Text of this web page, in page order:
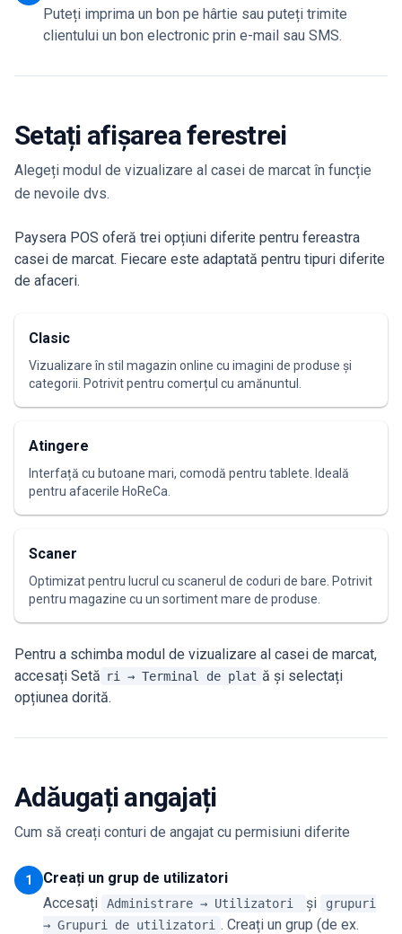
Puteți imprima un bon pe hârtie sau puteți trimite
clientului un bon electronic prin e-mail sau SMS.
Setați afișarea ferestrei
Alegeți modul de vizualizare al casei de marcat în funcție
de nevoile dvs.
Paysera POS oferă trei opțiuni diferite pentru fereastra
casei de marcat. Fiecare este adaptată pentru tipuri diferite
de afaceri.
Clasic
Vizualizare în stil magazin online cu imagini de produse și
categorii. Potrivit pentru comerțul cu amănuntul.
Atingere
Interfață cu butoane mari, comodă pentru tablete. Ideală
pentru afacerile HoReCa.
Scaner
Optimizat pentru lucrul cu scanerul de coduri de bare. Potrivit
pentru magazine cu un sortiment mare de produse.
Pentru a schimba modul de vizualizare al casei de marcat,
accesați Setă ri → Terminal de plat ă și selectați
opțiunea dorită.
Adăugați angajați
Cum să creați conturi de angajat cu permisiuni diferite
1
Creați un grup de utilizatori
Accesați
Administrare → Utilizatori și
grupuri
→ Grupuri de utilizatori . Creați un grup (de ex.